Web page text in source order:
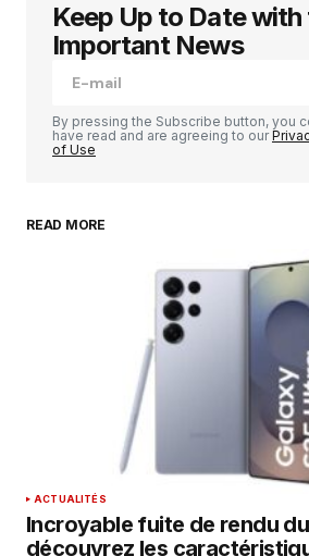
Votre adresse e-mail ne sera
champs obligatoires sont
Your Name
Enregistrer mon nom, mon
site dans le navigateur pour
commentaire.
SUBMIT COMMENT
Keep Up to Date
Important News
By pressing the Subscribe button, you
have read and are agreeing to our
of Use
READ MORE
ACTUALITÉS
Incroyable fuite de rendu
découvrez les